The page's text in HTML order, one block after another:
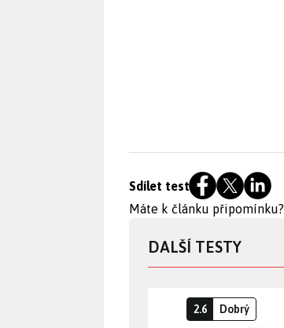
Sdílet test
Máte k článku připomínku?
DALŠÍ TESTY
2.6 Dobrý